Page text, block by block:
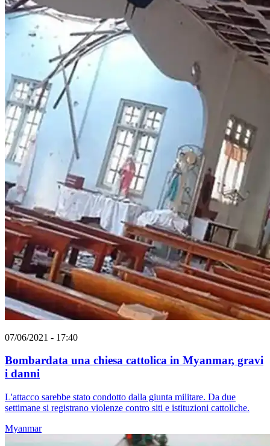
07/06/2021 - 17:40
Bombardata una chiesa cattolica in Myanmar, gravi
i danni
L'attacco sarebbe stato condotto dalla giunta militare. Da due
settimane si registrano violenze contro siti e istituzioni cattoliche.
Myanmar